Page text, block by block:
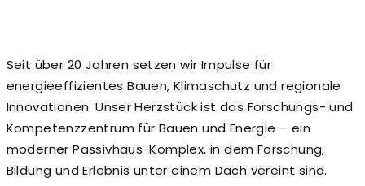
Seit über 20 Jahren setzen wir Impulse für
energieeffizientes Bauen, Klimaschutz und regionale
Innovationen. Unser Herzstück ist das Forschungs- und
Kompetenzzentrum für Bauen und Energie – ein
moderner Passivhaus-Komplex, in dem Forschung,
Bildung und Erlebnis unter einem Dach vereint sind.